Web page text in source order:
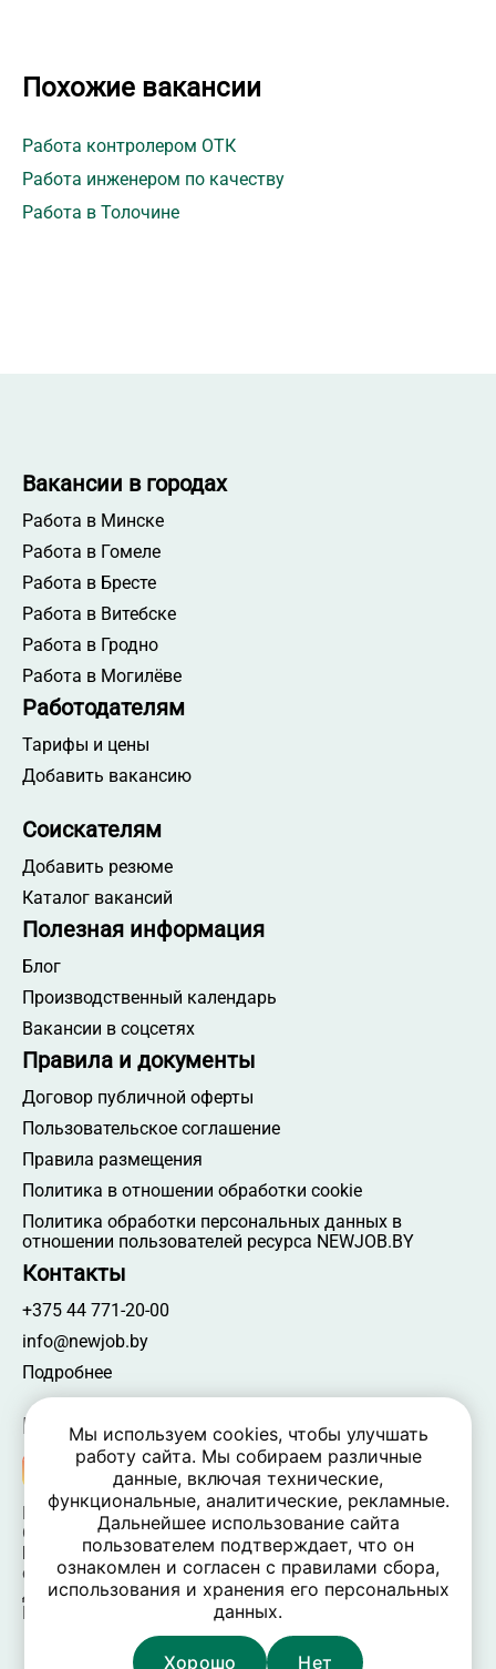
Похожие вакансии
Работа контролером ОТК
Работа инженером по качеству
Работа в Толочине
Вакансии в городах
Работа в Минске
Работа в Гомеле
Работа в Бресте
Работа в Витебске
Работа в Гродно
Работа в Могилёве
Работодателям
Тарифы и цены
Добавить вакансию
Соискателям
Добавить резюме
Каталог вакансий
Полезная информация
Блог
Производственный календарь
Вакансии в соцсетях
Правила и документы
Договор публичной оферты
Пользовательское соглашение
Правила размещения
Политика в отношении обработки cookie
Политика обработки персональных данных в
отношении пользователей ресурса NEWJOB.BY
Контакты
+375 44 771-20-00
info@newjob.by
Подробнее
Мы в соцсетях
NEWJOB.BY 🐝 2024 - 2026 | Все права защищены
ООО «Атамантия» | УНП 693331617
Беларусь, Минская обл., Минский р-н, Новодворский
c/c,
дом 40/2, оф. 52, р-н д. Большое Стиклево, 223060
Время работы: пн-пт 09:00-17:30, вых. — сб, вс
Мы используем cookies, чтобы улучшать
работу сайта. Мы собираем различные
данные, включая технические,
функциональные, аналитические, рекламные.
Дальнейшее использование сайта
пользователем подтверждает, что он
ознакомлен и согласен с правилами сбора,
использования и хранения его персональных
данных.
Хорошо Нет